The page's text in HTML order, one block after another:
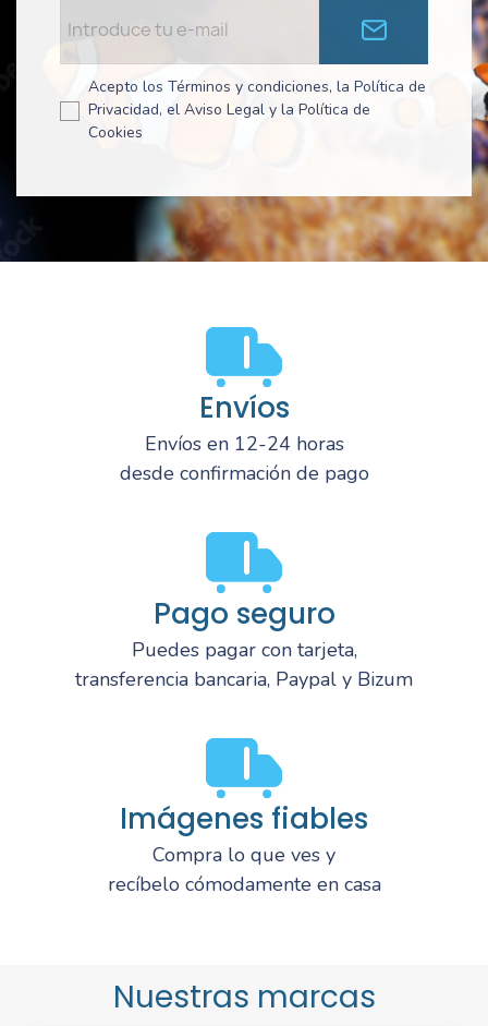
Acepto los Términos y condiciones, la Política de
Privacidad, el Aviso Legal y la Política de
Cookies
Envíos
Envíos en 12-24 horas
desde confirmación de pago
Pago seguro
Puedes pagar con tarjeta,
transferencia bancaria, Paypal y Bizum
Imágenes fiables
Compra lo que ves y
recíbelo cómodamente en casa
Nuestras marcas